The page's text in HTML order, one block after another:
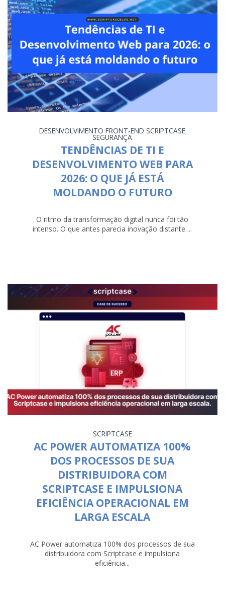
DESENVOLVIMENTO FRONT-END SCRIPTCASE
SEGURANÇA
TENDÊNCIAS DE TI E
DESENVOLVIMENTO WEB PARA
2026: O QUE JÁ ESTÁ
MOLDANDO O FUTURO
O ritmo da transformação digital nunca foi tão
intenso. O que antes parecia inovação distante ...
SCRIPTCASE
AC POWER AUTOMATIZA 100%
DOS PROCESSOS DE SUA
DISTRIBUIDORA COM
SCRIPTCASE E IMPULSIONA
EFICIÊNCIA OPERACIONAL EM
LARGA ESCALA
AC Power automatiza 100% dos processos de sua
distribuidora com Scriptcase e impulsiona
eficiência...